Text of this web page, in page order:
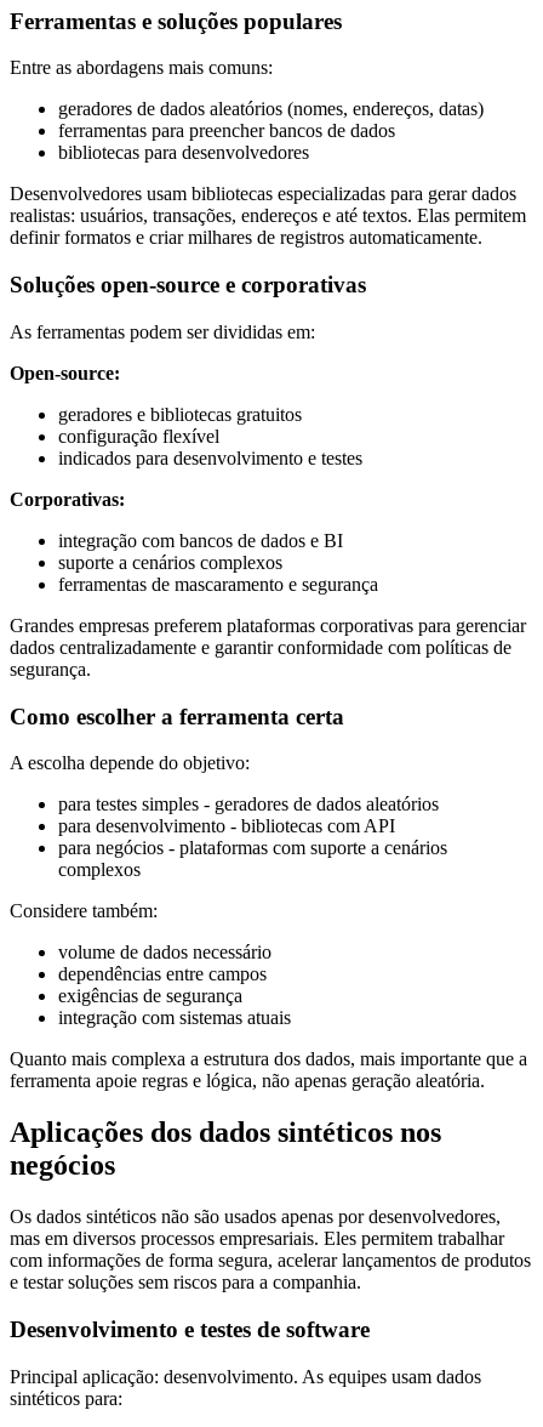
Ferramentas e soluções populares
Entre as abordagens mais comuns:
geradores de dados aleatórios (nomes, endereços, datas)
ferramentas para preencher bancos de dados
bibliotecas para desenvolvedores
Desenvolvedores usam bibliotecas especializadas para gerar dados
realistas: usuários, transações, endereços e até textos. Elas permitem
definir formatos e criar milhares de registros automaticamente.
Soluções open-source e corporativas
As ferramentas podem ser divididas em:
Open-source:
geradores e bibliotecas gratuitos
configuração flexível
indicados para desenvolvimento e testes
Corporativas:
integração com bancos de dados e BI
suporte a cenários complexos
ferramentas de mascaramento e segurança
Grandes empresas preferem plataformas corporativas para gerenciar
dados centralizadamente e garantir conformidade com políticas de
segurança.
Como escolher a ferramenta certa
A escolha depende do objetivo:
para testes simples - geradores de dados aleatórios
para desenvolvimento - bibliotecas com API
para negócios - plataformas com suporte a cenários
complexos
Considere também:
volume de dados necessário
dependências entre campos
exigências de segurança
integração com sistemas atuais
Quanto mais complexa a estrutura dos dados, mais importante que a
ferramenta apoie regras e lógica, não apenas geração aleatória.
Aplicações dos dados sintéticos nos
negócios
Os dados sintéticos não são usados apenas por desenvolvedores,
mas em diversos processos empresariais. Eles permitem trabalhar
com informações de forma segura, acelerar lançamentos de produtos
e testar soluções sem riscos para a companhia.
Desenvolvimento e testes de software
Principal aplicação: desenvolvimento. As equipes usam dados
sintéticos para: